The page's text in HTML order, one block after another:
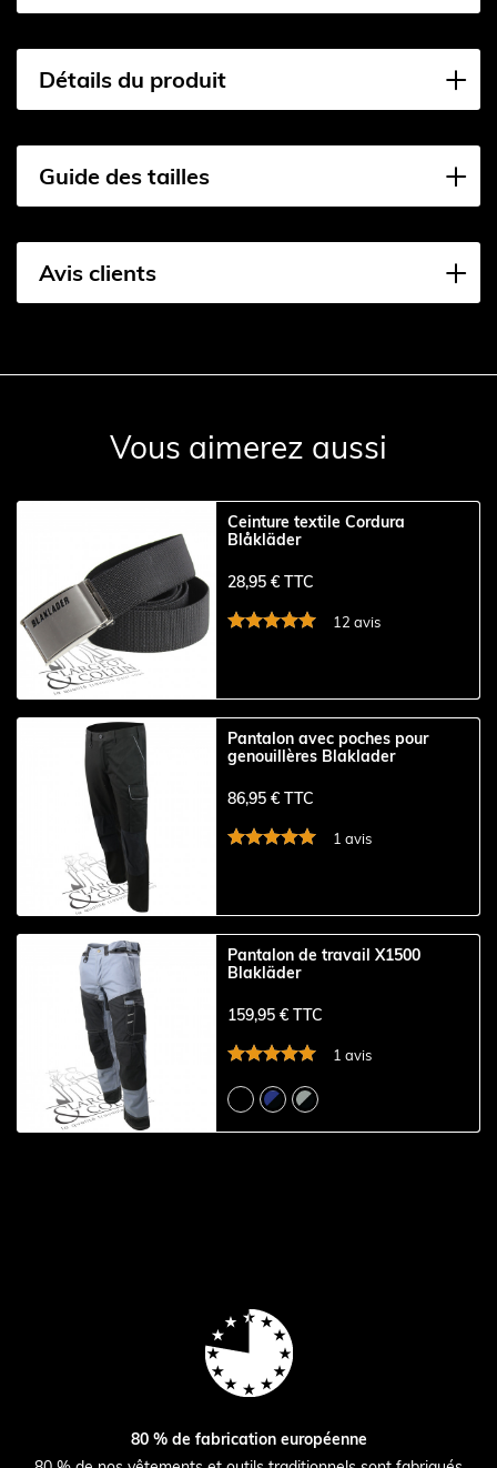
Détails du produit
Guide des tailles
Avis clients
Vous aimerez aussi
Ceinture textile Cordura
Blåkläder
28,95 € TTC
12 avis
Pantalon avec poches pour
genouillères Blaklader
86,95 € TTC
1 avis
Pantalon de travail X1500
Blakläder
159,95 € TTC
1 avis
80 % de fabrication européenne